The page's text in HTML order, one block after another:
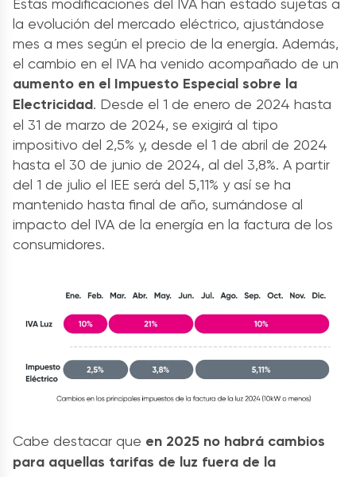
la evolución del mercado eléctrico, ajustándose
mes a mes según el precio de la energía. Además,
el cambio en el IVA ha venido acompañado de un
aumento en el Impuesto Especial sobre la
Electricidad. Desde el 1 de enero de 2024 hasta
el 31 de marzo de 2024, se exigirá al tipo
impositivo del 2,5% y, desde el 1 de abril de 2024
hasta el 30 de junio de 2024, al del 3,8%. A partir
del 1 de julio el IEE será del 5,11% y así se ha
mantenido hasta final de año, sumándose al
impacto del IVA de la energía en la factura de los
consumidores.
Cabe destacar que en 2025 no habrá cambios
para aquellas tarifas de luz fuera de la